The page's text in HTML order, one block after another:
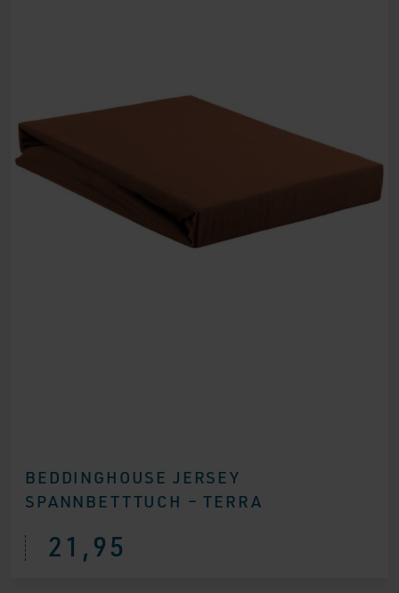
BEDDINGHOUSE JERSEY
SPANNBETTTUCH – TERRA
21,95